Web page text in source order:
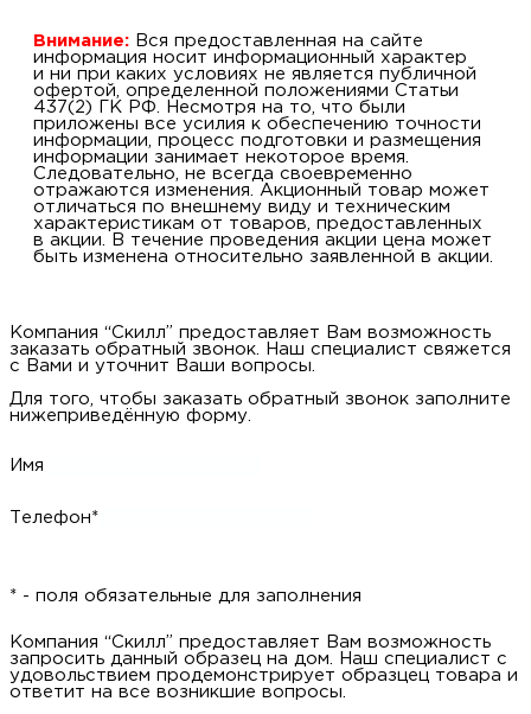
Внимание: Вся предоставленная на сайте
информация носит информационный характер
и ни при каких условиях не является публичной
офертой, определенной положениями Статьи
437(2) ГК РФ. Несмотря на то, что были
приложены все усилия к обеспечению точности
информации, процесс подготовки и размещения
информации занимает некоторое время.
Следовательно, не всегда своевременно
отражаются изменения. Акционный товар может
отличаться по внешнему виду и техническим
характеристикам от товаров, предоставленных
в акции. В течение проведения акции цена может
быть изменена относительно заявленной в акции.
Компания “Скилл” предоставляет Вам возможность
заказать обратный звонок. Наш специалист свяжется
с Вами и уточнит Ваши вопросы.
Для того, чтобы заказать обратный звонок заполните
нижеприведённую форму.
Имя
Телефон*
* - поля обязательные для заполнения
Компания “Скилл” предоставляет Вам возможность
запросить данный образец на дом. Наш специалист с
удовольствием продемонстрирует образцец товара и
ответит на все возникшие вопросы.